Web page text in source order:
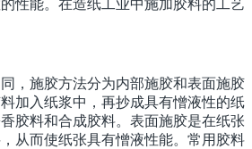
性能。在造纸工业中施加胶料的工艺
，施胶方法分为内部施胶和表面施胶
加入纸浆中，再抄成具有憎液性的纸
胶料和合成胶料。表面施胶是在纸张
从而使纸张具有憎液性能。常用胶料